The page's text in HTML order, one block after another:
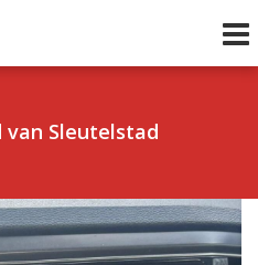
van Sleutelstad